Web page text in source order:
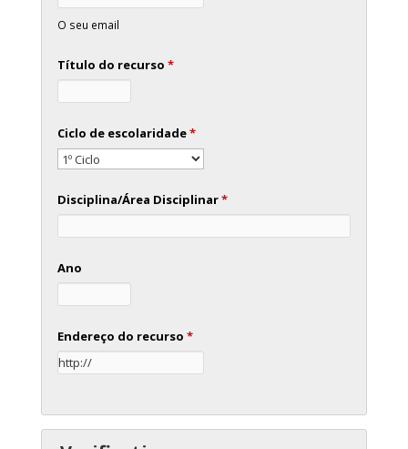
O seu email
Título do recurso*
Ciclo de escolaridade*
Disciplina/Área Disciplinar*
Ano
Endereço do recurso*